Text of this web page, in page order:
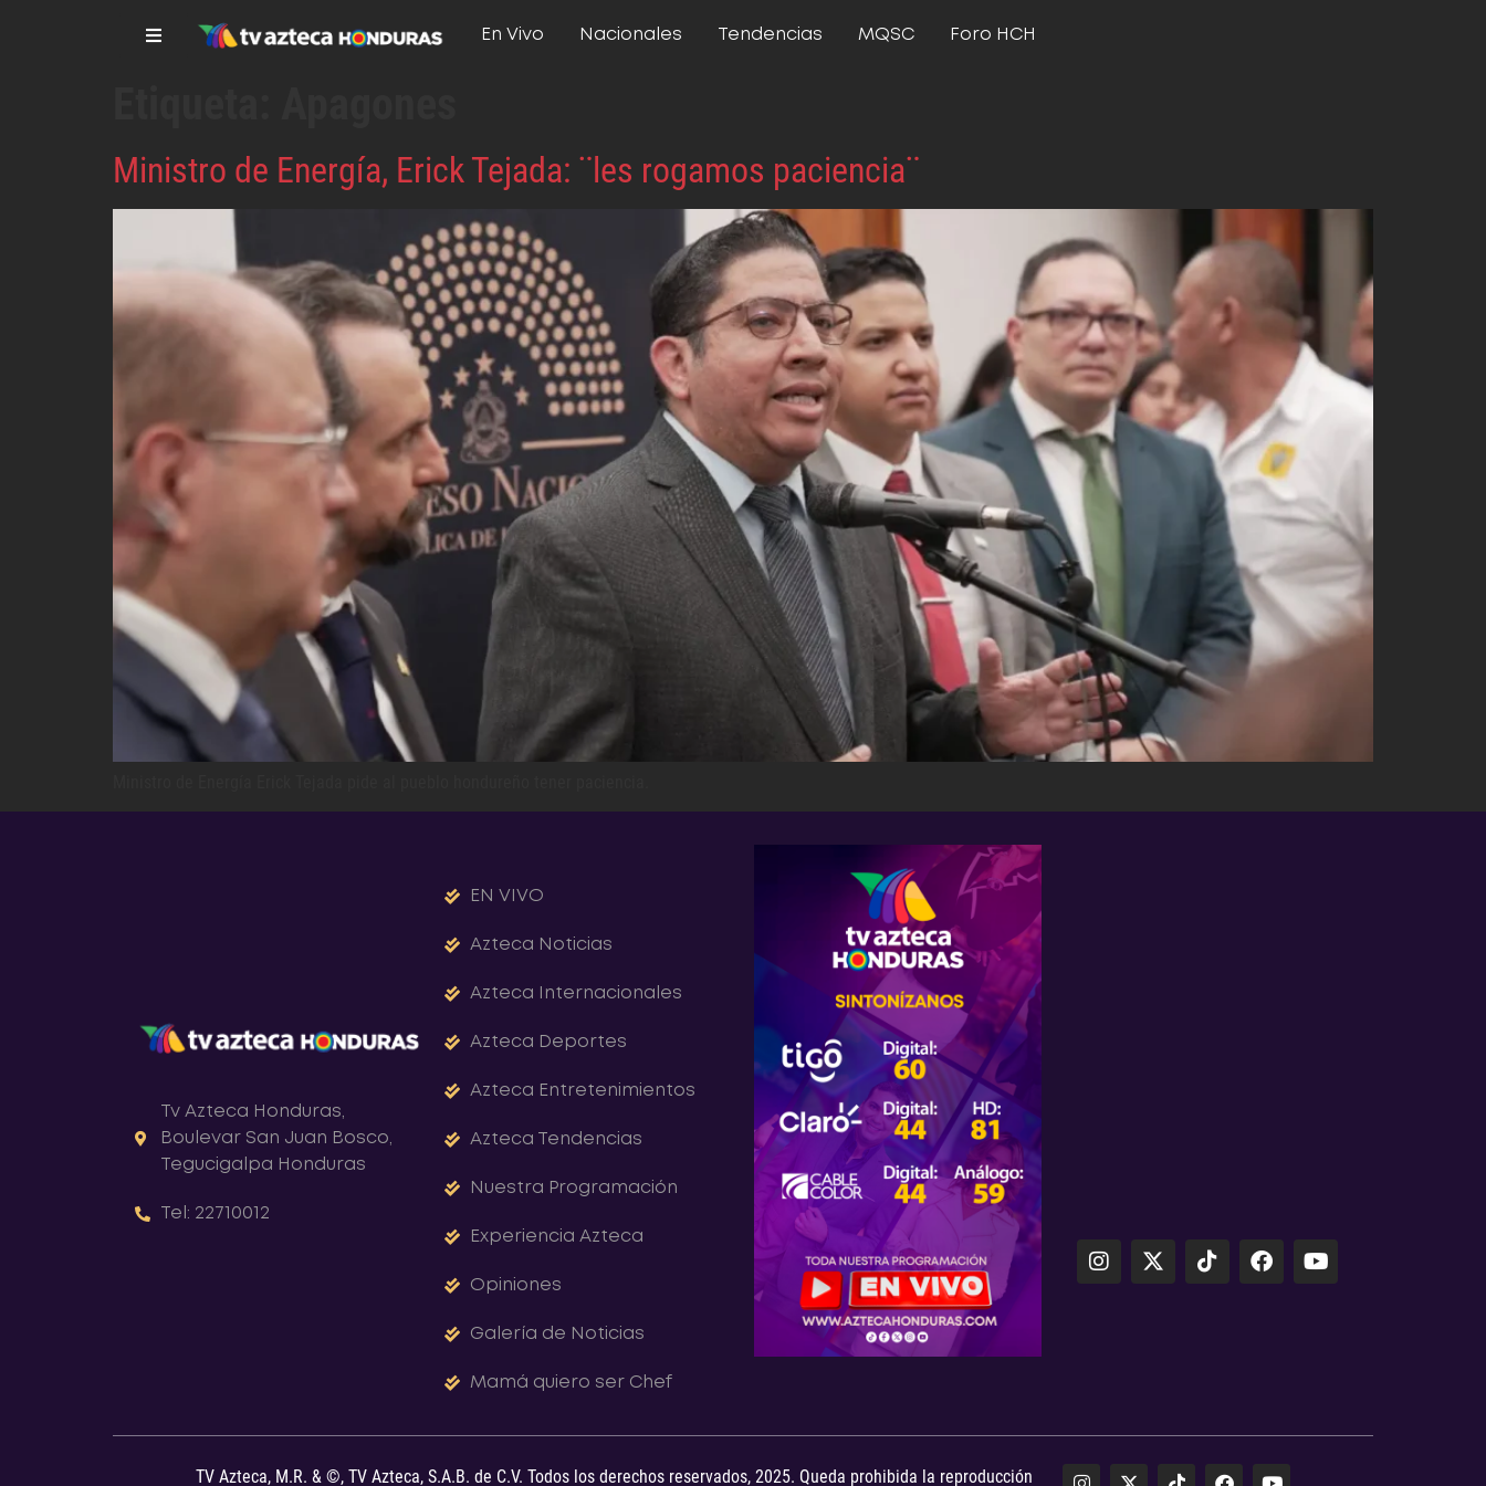
En Vivo Nacionales Tendencias MQSC Foro HCH
Ministro de Energía, Erick Tejada: ¨les rogamos paciencia¨
Tv Azteca Honduras,
Boulevar San Juan Bosco,
Tegucigalpa Honduras
Tel: 22710012
EN VIVO
Azteca Noticias
Azteca Internacionales
Azteca Deportes
Azteca Entretenimientos
Azteca Tendencias
Nuestra Programación
Experiencia Azteca
Opiniones
Galería de Noticias
Mamá quiero ser Chef
TV Azteca, M.R. & ©, TV Azteca, S.A.B. de C.V. Todos los derechos reservados, 2025. Queda prohibida la reproducción